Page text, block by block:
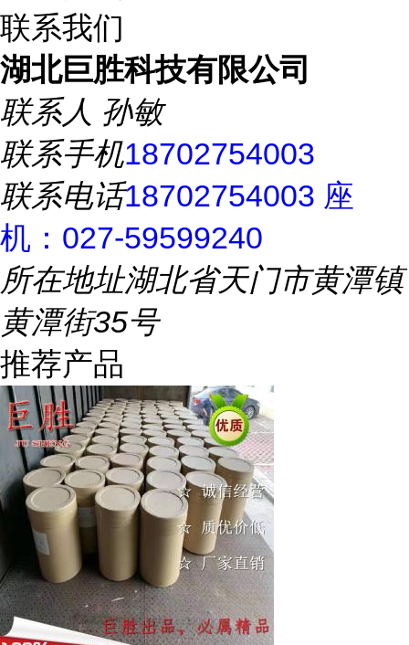
联系我们
湖北巨胜科技有限公司
联系人 孙敏
联系手机18702754003
联系电话18702754003 座
机：027-59599240
所在地址湖北省天门市黄潭镇
黄潭街35号
推荐产品